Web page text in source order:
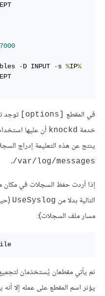
7000
-D INPUT -s %IP%
في المقطع توجد
خدمة knockd أن عليها
ينتج عن هذه التعليمة إدراج
var/log/messages/
.
إذا أردت حفظ السجلات في مكان
التالية بدلا من UseSyslog
مسار ملف السجلات):
ثم يأتي مقطعان يُستخدَمان
يؤثر اسم المقطع على عمله إلا